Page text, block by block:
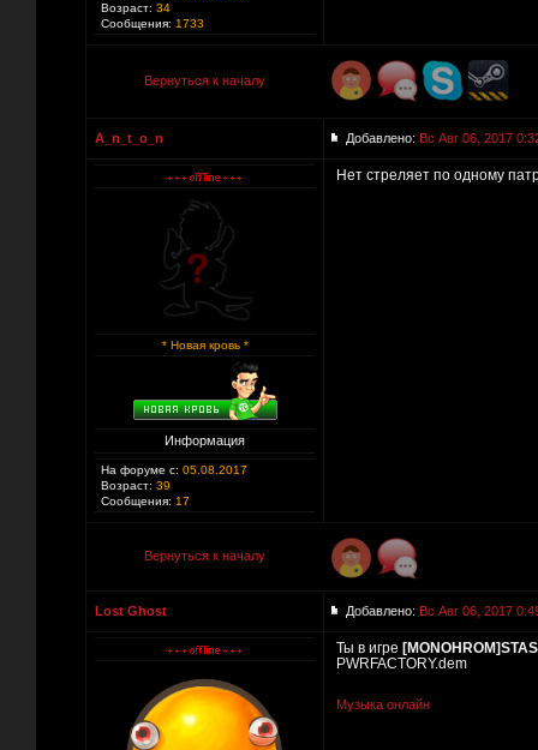
Возраст: 34
Сообщения: 1733
Вернуться к началу
A_n_t_o_n Добавлено: Вс Авг 06, 2017
* Новая кровь *
Информация
На форуме с: 05.08.2017
Возраст: 39
Сообщения: 17
Нет стреляет по одному
Вернуться к началу
Lost Ghost Добавлено: Вс Авг 06, 2017
Ты в игре [MONOHROM]STAS
PWRFACTORY.dem
Музыка онлайн